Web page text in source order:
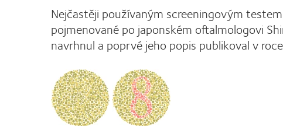
Nejčastěji používaným screeningovým
pojmenované po japonském oftalmologovi
navrhnul a poprvé jeho popis publikoval v